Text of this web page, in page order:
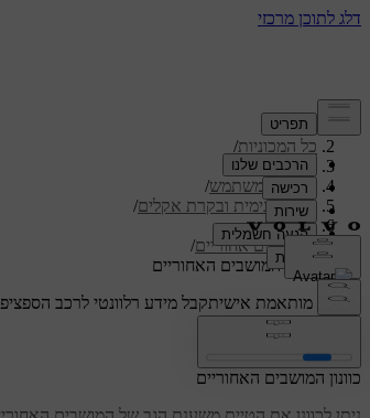
תמיכה/
כל המכוניות/
ES90 2026
/
מדריך למשתמש/
נוחות פנימית ובקרת אקלים/
מושבים/
מושבים אחוריים/
כוונון המושבים האחוריים
תמיכה מותאמת אישיתקבל מידע רלוונטי לרכב
כוונון המושבים האחוריים